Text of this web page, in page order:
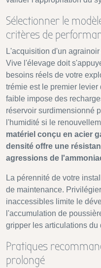
Sélectionner le
critères de
L'acquisition d'un
Vive l'élevage doit
besoins réels de votre
trémie est le premier
faible impose des
réservoir surdimensionné
l'humidité si le
matériel conçu en acier
densité offre une
agressions de
La pérennité de votre
de maintenance.
inaccessibles limite le
l'accumulation de
gripper les articulations du
Pratiques
prolongé